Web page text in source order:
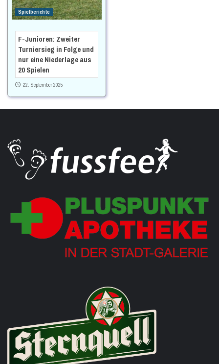
Spielberichte
F-Junioren: Zweiter
Turniersieg in Folge und
nur eine Niederlage aus
20 Spielen
22. September 2025